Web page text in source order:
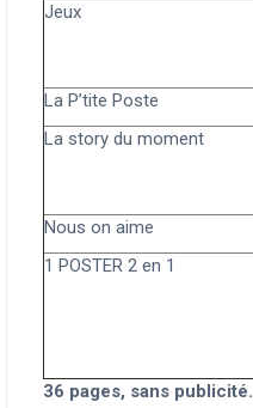
Jeux
La P’tite Poste
La story du moment
Nous on aime
1 POSTER 2 en 1
36 pages, sans publicité.